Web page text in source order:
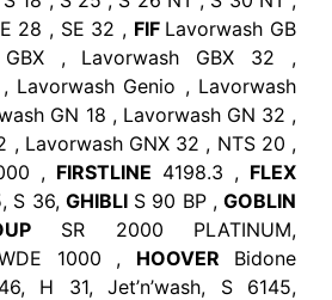
28 , SE 32 , FIF Lavorwash GB
, Lavorwash GBX 32 ,
Lavorwash Genio , Lavorwash
GN 18 , Lavorwash GN 32 ,
, Lavorwash GNX 32 , NTS 20 ,
, FIRSTLINE 4198.3 , FLEX
S 36, GHIBLIS 90 BP , GOBLIN
SR 2000 PLATINUM,
1000 , HOOVER Bidone
H 31, Jet’n’wash, S 6145,